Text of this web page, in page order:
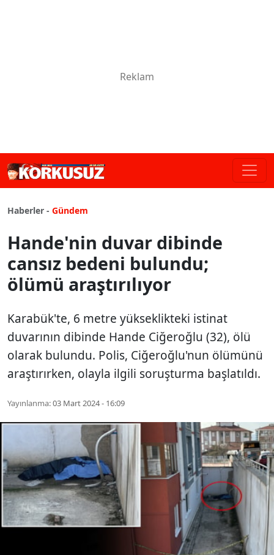
Haberler - Gündem
Hande'nin duvar dibinde
cansız bedeni bulundu;
ölümü araştırılıyor
Karabük'te, 6 metre yükseklikteki istinat
duvarının dibinde Hande Ciğeroğlu (32), ölü
olarak bulundu. Polis, Ciğeroğlu'nun ölümünü
araştırırken, olayla ilgili soruşturma başlatıldı.
Yayınlanma:03 Mart 2024 - 16:09